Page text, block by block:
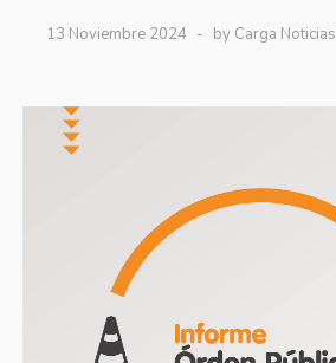
13 Noviembre 2024 by Carga Noticias